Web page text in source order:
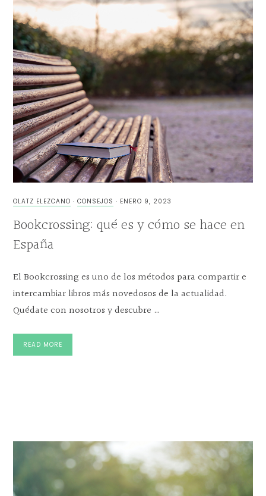
OLATZ ELEZCANO · CONSEJOS · ENERO 9, 2023
Bookcrossing: qué es y cómo se hace en
España
El Bookcrossing es uno de los métodos para compartir e
intercambiar libros más novedosos de la actualidad.
Quédate con nosotros y descubre …
READ MORE